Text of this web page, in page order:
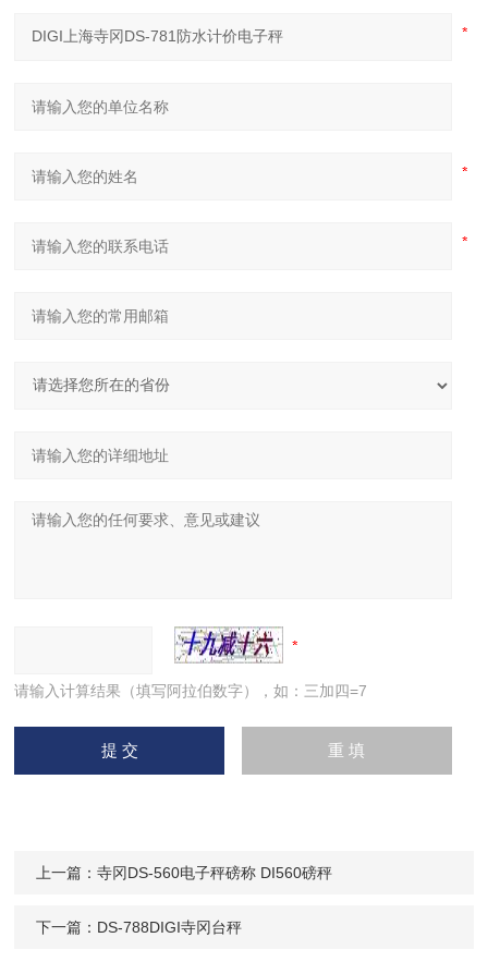
请输入计算结果（填写阿拉伯数字），如：三加四=7
上一篇：寺冈DS-560电子秤磅称 DI560磅秤
下一篇： DS-788DIGI寺冈台秤